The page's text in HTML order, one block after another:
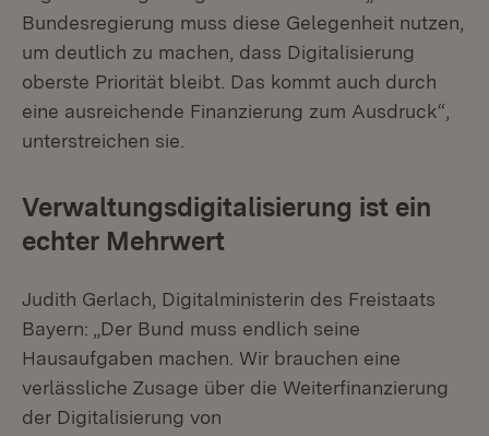
Bundesregierung muss diese Gelegenheit nutzen,
um deutlich zu machen, dass Digitalisierung
oberste Priorität bleibt. Das kommt auch durch
eine ausreichende Finanzierung zum Ausdruck“,
unterstreichen sie.
Verwaltungsdigitalisierung ist ein
echter Mehrwert
Judith Gerlach, Digitalministerin des Freistaats
Bayern: „Der Bund muss endlich seine
Hausaufgaben machen. Wir brauchen eine
verlässliche Zusage über die Weiterfinanzierung
der Digitalisierung von